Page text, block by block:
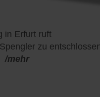
in Erfurt ruft
zu
/mehr